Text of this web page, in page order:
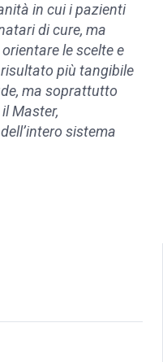
in cui i pazienti
di cure, ma
le scelte e
più tangibile
ma soprattutto
Master,
sistema